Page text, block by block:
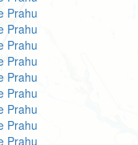
Prahu
Prahu
Prahu
Prahu
Prahu
Prahu
Prahu
Prahu
Prahu